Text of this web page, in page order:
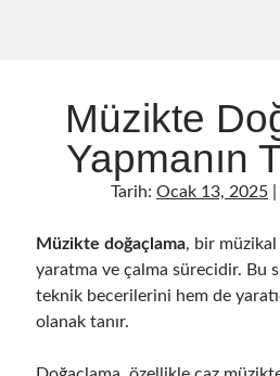
Vokal Ses Kısılması Nasıl Önlenir Etkili
Evde Şarkı Kaydı Kurulumu Düşük Bütçeyle
Müzikte Motivasyon Kaybını Önleme
Şarkı Yazma Teknikleri İçin Söz Ve Melodi
Gitar Sol El Gücü İçin Etkili Egzersizler
Müzik Çalışma Saatleri En Verimli Zaman
Mikrofonsuz Demo Kayıt Evde Nasıl Alınır
Sessiz Vokal Çalışması İçin Evde
Müzikte
Yapmanın
Tarih: Ocak 13, 2025
Müzikte doğaçlama, bir müzikal
yaratma ve çalma sürecidir. Bu
teknik becerilerini hem de
olanak tanır.